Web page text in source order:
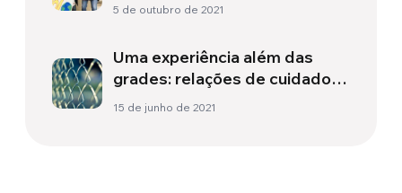
5 de outubro de 2021
Uma experiência além das
grades: relações de cuidado
recíproco
15 de junho de 2021